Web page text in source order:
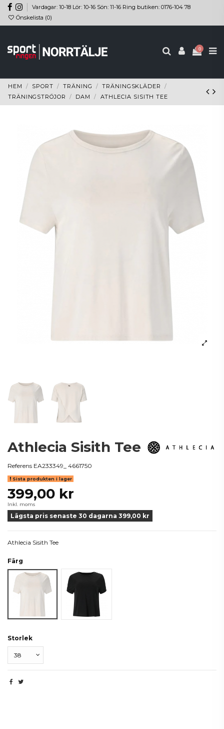
Vardagar: 10-18 Lör: 10-16 Sön: 11-16 Ring butiken: 0176-104 78
Önskelista (0)
0
HEM SPORT TRÄNING
TRÄNINGSKLÄDER
TRÄNINGSTRÖJOR
DAM ATHLECIA SISITH TEE
Athlecia Sisith Tee
Referens EA233349_ 4661750
Sista produkten i lager
399,00 kr
Inkl. moms
Lägsta pris senaste 30 dagarna 399,00 kr
Athlecia Sisith Tee
Färg
Vit
Svart
Storlek